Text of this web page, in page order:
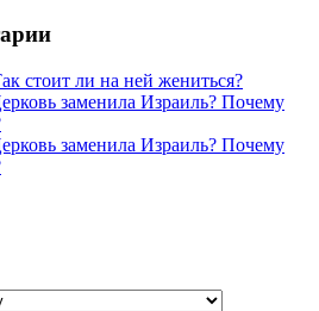
стоит ли на ней жениться?
заменила Израиль? Почему
заменила Израиль? Почему